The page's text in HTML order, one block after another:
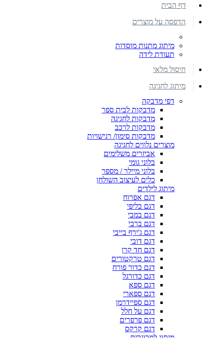
דף הבית
הדפסה על מוצרים
מיתוג מתנות מוסדות
תעודת לידה
חיסול מלאי
מיתוג לחגיגה
דפי מדבקה
מדבקות לבית ספר
מדבקות לחגיגה
מדבקות לרכב
מדבקות סימון/ רגישויות
מוצרים נלווים לחגיגה
אביזרים משלימים
בלוני גומי
בלוני מיילר / מספר
כלים לעיצוב השולחן
מיתוג לילדים
דגם אפרוח
דגם בליפי
דגם במבי
דגם ברבי
דגם ג'ירף בייבי
דגם דובי
דגם חד קרן
דגם טרקטורים
דגם כדור פורח
דגם כדורגל
דגם ספא
דגם ספארי
דגם ספיידרמן
דגם על חלל
דגם פרפרים
דגם קרקס